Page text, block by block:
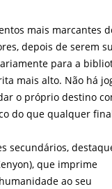
mais marcantes
depois de serem
para a
mais alto. Não há
o próprio destino
do que qualquer
secundários,
que imprime
ao seu